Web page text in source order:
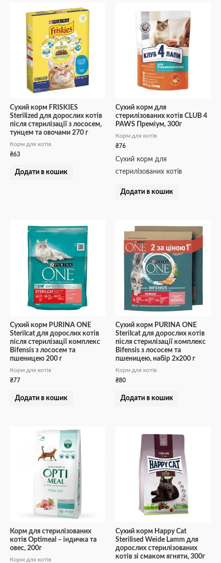
Сухий корм FRISKIES
Sterilized для дорослих котів
після стерилізації з лососем,
тунцем та овочами 270 г
Корм для котів
₴63
Додати в кошик
Сухий корм для
стерилізованих котів CLUB 4
PAWS Преміум, 300г
Корм для котів
₴76
Сухий корм для
стерилізованих котів
Додати в кошик
Сухий корм PURINA ONE
Sterilcat для дорослих котів
після стерилізації комплекс
Bifensis з лососем та
пшеницею 200 г
Корм для котів
₴77
Додати в кошик
Сухий корм PURINA ONE
Sterilcat для дорослих котів
після стерилізації комплекс
Bifensis з лососем та
пшеницею, набір 2х200 г
Корм для котів
₴80
Додати в кошик
Корм для стерилізованих
котів Optimeal – індичка та
овес, 200г
Корм для котів
Сухий корм Happy Cat
Sterilised Weide Lamm для
дорослих стерилізованих
котів зі смаком ягняти, 300г